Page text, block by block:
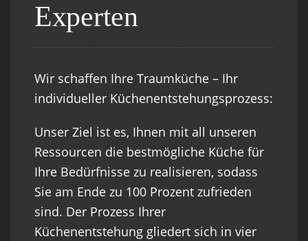
Experten
Wir schaffen Ihre Traumküche – Ihr
individueller Küchenentstehungsprozess:
Unser Ziel ist es, Ihnen mit all unseren
Ressourcen die bestmögliche Küche für
Ihre Bedürfnisse zu realisieren, sodass
Sie am Ende zu 100 Prozent zufrieden
sind. Der Prozess Ihrer
Küchenentstehung gliedert sich in vier